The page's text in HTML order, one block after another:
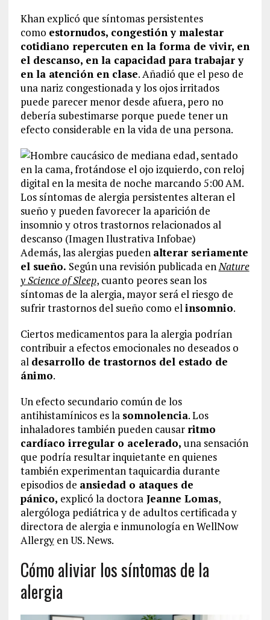
Khan explicó que síntomas persistentes
como estornudos, congestión y malestar
cotidiano repercuten en la forma de vivir, en
el descanso, en la capacidad para trabajar y
en la atención en clase. Añadió que el peso de
una nariz congestionada y los ojos irritados
puede parecer menor desde afuera, pero no
debería subestimarse porque puede tener un
efecto considerable en la vida de una persona.
Los síntomas de alergia persistentes alteran el
sueño y pueden favorecer la aparición de
insomnio y otros trastornos relacionados al
descanso (Imagen Ilustrativa Infobae)
Además, las alergias pueden alterar seriamente
el sueño. Según una revisión publicada en Nature
y Science of Sleep, cuanto peores sean los
síntomas de la alergia, mayor será el riesgo de
sufrir trastornos del sueño como el insomnio.
Ciertos medicamentos para la alergia podrían
contribuir a efectos emocionales no deseados o
al desarrollo de trastornos del estado de
ánimo.
Un efecto secundario común de los
antihistamínicos es la somnolencia. Los
inhaladores también pueden causar ritmo
cardíaco irregular o acelerado, una sensación
que podría resultar inquietante en quienes
también experimentan taquicardia durante
episodios de ansiedad o ataques de
pánico, explicó la doctora Jeanne Lomas,
alergóloga pediátrica y de adultos certificada y
directora de alergia e inmunología en WellNow
Allergyen US. News.
Cómo aliviar los síntomas de la
alergia